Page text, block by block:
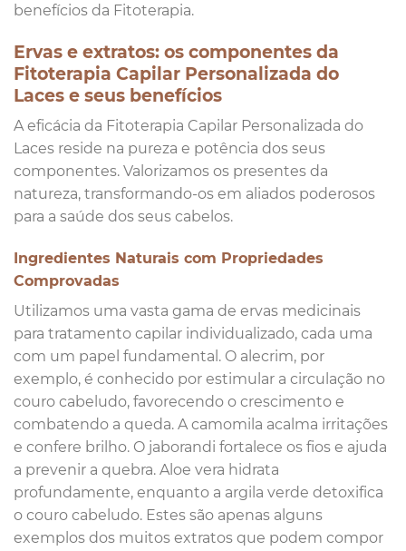
benefícios da Fitoterapia.
Ervas e extratos: os componentes da
Fitoterapia Capilar Personalizada do
Laces e seus benefícios
A eficácia da Fitoterapia Capilar Personalizada do
Laces reside na pureza e potência dos seus
componentes. Valorizamos os presentes da
natureza, transformando-os em aliados poderosos
para a saúde dos seus cabelos.
Ingredientes Naturais com Propriedades
Comprovadas
Utilizamos uma vasta gama de ervas medicinais
para tratamento capilar individualizado, cada uma
com um papel fundamental. O alecrim, por
exemplo, é conhecido por estimular a circulação no
couro cabeludo, favorecendo o crescimento e
combatendo a queda. A camomila acalma irritações
e confere brilho. O jaborandi fortalece os fios e ajuda
a prevenir a quebra. Aloe vera hidrata
profundamente, enquanto a argila verde detoxifica
o couro cabeludo. Estes são apenas alguns
exemplos dos muitos extratos que podem compor